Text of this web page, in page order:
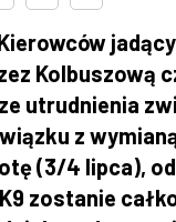
Kierowców
Kolbuszową
utrudnienia
z
(3/4 lipca),
zostanie